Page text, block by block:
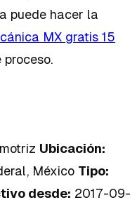
puede hacer la
MX gratis 15
Ubicación:
México Tipo:
desde: 2017-09-